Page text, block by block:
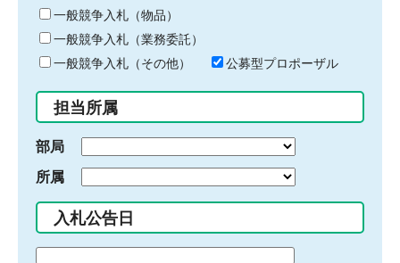
ー
ワ
ー
ド
入
力
一般競争入札（物品）
一般競争入札（業務委託）
一般競争入札（その他）
公募型プロポーザル
担当所属
部局
所属
入札公告日